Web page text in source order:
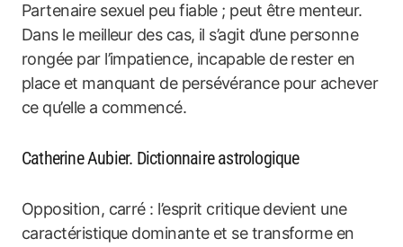
Partenaire sexuel peu fiable ; peut être menteur.
Dans le meilleur des cas, il s’agit d’une personne
rongée par l’impatience, incapable de rester en
place et manquant de persévérance pour achever
ce qu’elle a commencé.
Catherine Aubier. Dictionnaire astrologique
Opposition, carré : l’esprit critique devient une
caractéristique dominante et se transforme en